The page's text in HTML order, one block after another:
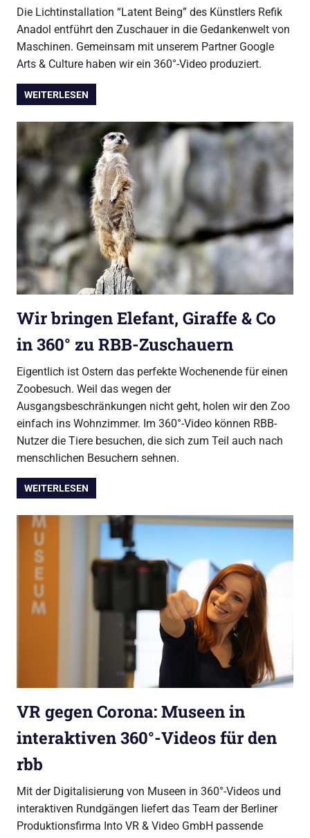
Die Lichtinstallation “Latent Being” des Künstlers Refik
Anadol entführt den Zuschauer in die Gedankenwelt von
Maschinen. Gemeinsam mit unserem Partner Google
Arts & Culture haben wir ein 360°-Video produziert.
WEITERLESEN
Wir bringen Elefant, Giraffe & Co
in 360° zu RBB-Zuschauern
Eigentlich ist Ostern das perfekte Wochenende für einen
Zoobesuch. Weil das wegen der
Ausgangsbeschränkungen nicht geht, holen wir den Zoo
einfach ins Wohnzimmer. Im 360°-Video können RBB-
Nutzer die Tiere besuchen, die sich zum Teil auch nach
menschlichen Besuchern sehnen.
WEITERLESEN
VR gegen Corona: Museen in
interaktiven 360°-Videos für den
rbb
Mit der Digitalisierung von Museen in 360°-Videos und
interaktiven Rundgängen liefert das Team der Berliner
Produktionsfirma Into VR & Video GmbH passende